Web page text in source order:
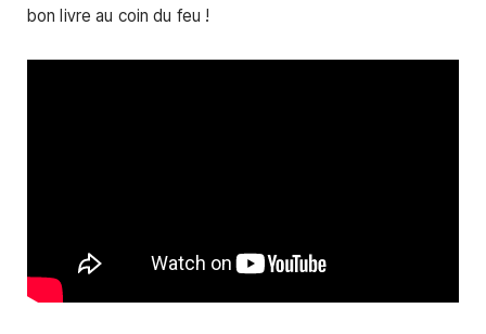
bon livre au coin du feu !